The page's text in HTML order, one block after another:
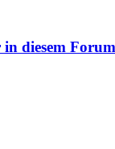
diesem